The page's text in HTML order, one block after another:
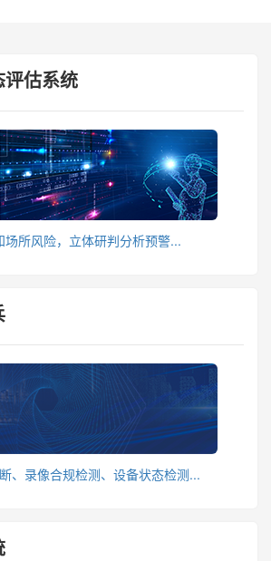
估系统
场所风险，立体研判分析预警...
、录像合规检测、设备状态检测...